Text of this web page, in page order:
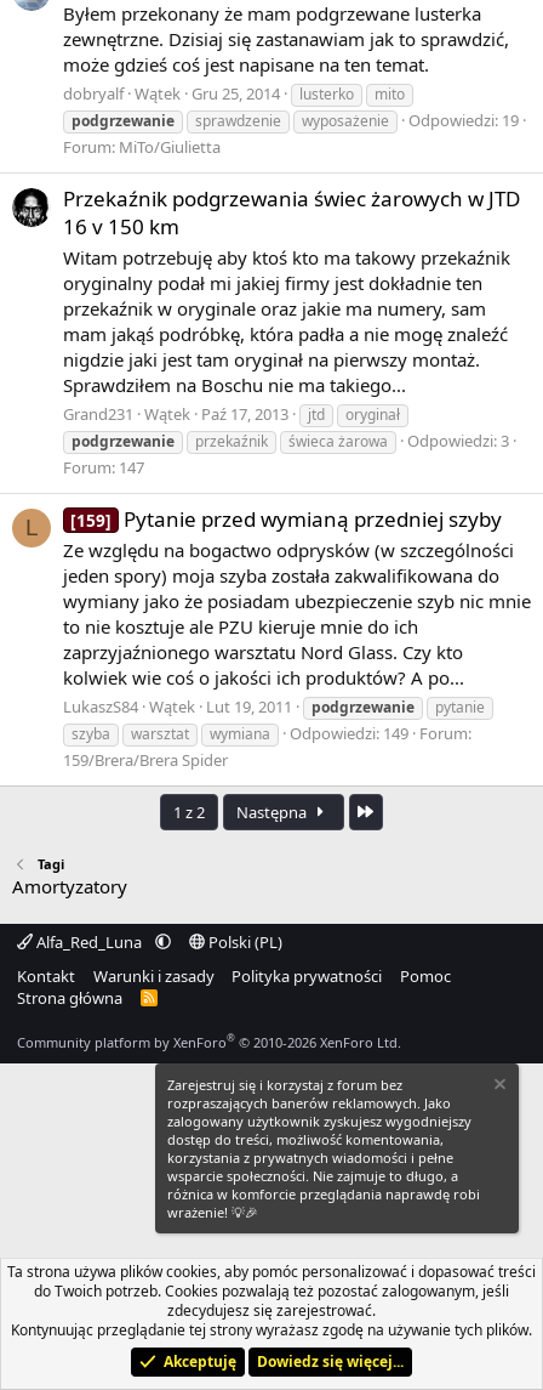
Byłem przekonany że mam podgrzewane lusterka
zewnętrzne. Dzisiaj się zastanawiam jak to sprawdzić,
może gdzieś coś jest napisane na ten temat.
dobryalf Wątek Gru 25, 2014 lusterko
mito
podgrzewanie
sprawdzenie wyposażenie
Odpowiedzi: 19
Forum: MiTo/Giulietta
Przekaźnik podgrzewania świec żarowych w JTD
16 v 150 km
Witam potrzebuję aby ktoś kto ma takowy przekaźnik
oryginalny podał mi jakiej firmy jest dokładnie ten
przekaźnik w oryginale oraz jakie ma numery, sam
mam jakąś podróbkę, która padła a nie mogę znaleźć
nigdzie jaki jest tam oryginał na pierwszy montaż.
Sprawdziłem na Boschu nie ma takiego...
Grand231 Wątek Paź 17, 2013 jtd
oryginał
podgrzewanie
przekaźnik świeca żarowa
Odpowiedzi: 3
Forum: 147
L [159] Pytanie przed wymianą przedniej szyby
Ze względu na bogactwo odprysków (w szczególności
jeden spory) moja szyba została zakwalifikowana do
wymiany jako że posiadam ubezpieczenie szyb nic mnie
to nie kosztuje ale PZU kieruje mnie do ich
zaprzyjaźnionego warsztatu Nord Glass. Czy kto
kolwiek wie coś o jakości ich produktów? A po...
LukaszS84 Wątek Lut 19, 2011 podgrzewanie
pytanie
szyba
warsztat wymiana Odpowiedzi: 149 Forum:
159/Brera/Brera Spider
1 z 2 Następna
Tagi
Amortyzatory
Alfa_Red_Luna
Polski (PL)
Kontakt
Warunki i zasady Polityka prywatności
Pomoc
Strona główna
R
Community platform by XenForo® © 2010-2026 XenForo Ltd.
Zarejestruj się i korzystaj z forum bez
rozpraszających banerów reklamowych. Jako
zalogowany użytkownik zyskujesz wygodniejszy
dostęp do treści, możliwość komentowania,
korzystania z prywatnych wiadomości i pełne
wsparcie społeczności. Nie zajmuje to długo, a
różnica w komforcie przeglądania naprawdę robi
wrażenie! 💡🎉
Ta strona używa plików cookies, aby pomóc personalizować i dopasować treści
do Twoich potrzeb. Cookies pozwalają też pozostać zalogowanym, jeśli
zdecydujesz się zarejestrować.
Kontynuując przeglądanie tej strony wyrażasz zgodę na używanie tych plików.
Akceptuję
Dowiedz się więcej...